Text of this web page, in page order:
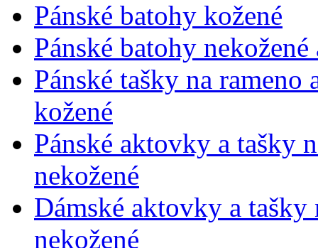
Pánské batohy kožené
Pánské batohy
Pánské tašky na
kožené
Pánské aktovky a tašky
nekožené
Dámské aktovky a
nekožené